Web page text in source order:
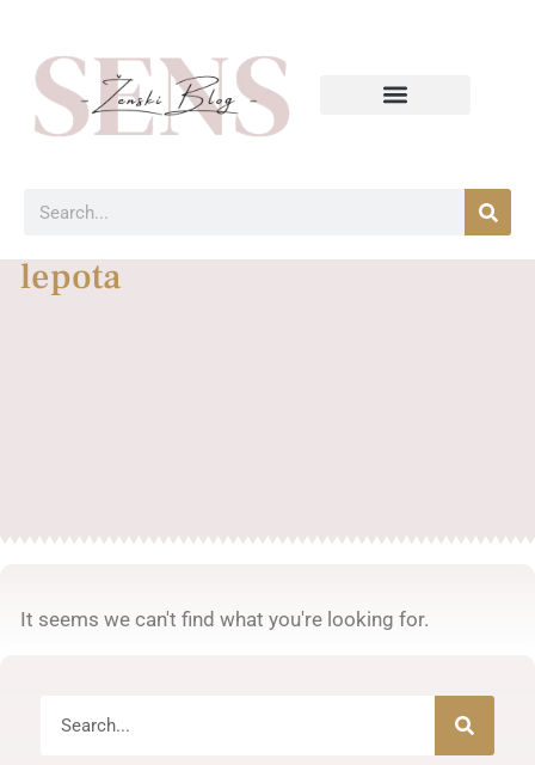
lepota
It seems we can't find what you're looking for.